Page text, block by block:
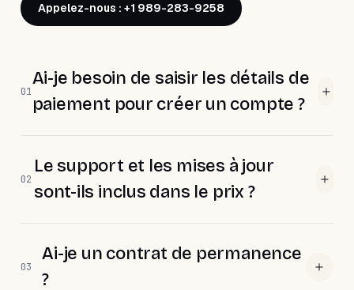
Appelez-nous : +1 989-283-9258
01
Ai-je besoin de saisir les détails de
paiement pour créer un compte ?
02
Le support et les mises à jour
sont-ils inclus dans le prix ?
03
Ai-je un contrat de permanence
?